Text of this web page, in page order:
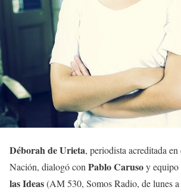
Déborah de Urieta, periodista acreditada
Nación, dialogó con Pablo Carusoy equipo
las Ideas(AM 530, Somos Radio, de lunes